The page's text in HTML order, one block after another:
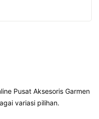
Pusat Aksesoris Garmen
variasi pilihan.